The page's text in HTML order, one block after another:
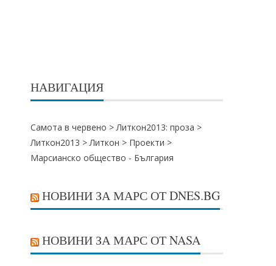
НАВИГАЦИЯ
Самота в червено >Литкон2013: проза >
Литкон2013 >Литкон > Проекти >
Марсианско общество - България
НОВИНИ ЗА МАРС ОТ DNES.BG
НОВИНИ ЗА МАРС ОТ NASA